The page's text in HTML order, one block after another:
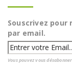
Souscrivez pour
par email.
Vous pouvez vous